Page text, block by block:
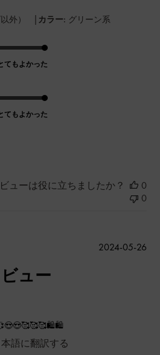
外） | カラー: グリーン系
てもよかった
てもよかった
ューは役に立ちましたか？
0
0
ュー
本語に翻訳する
公
2024-05-26